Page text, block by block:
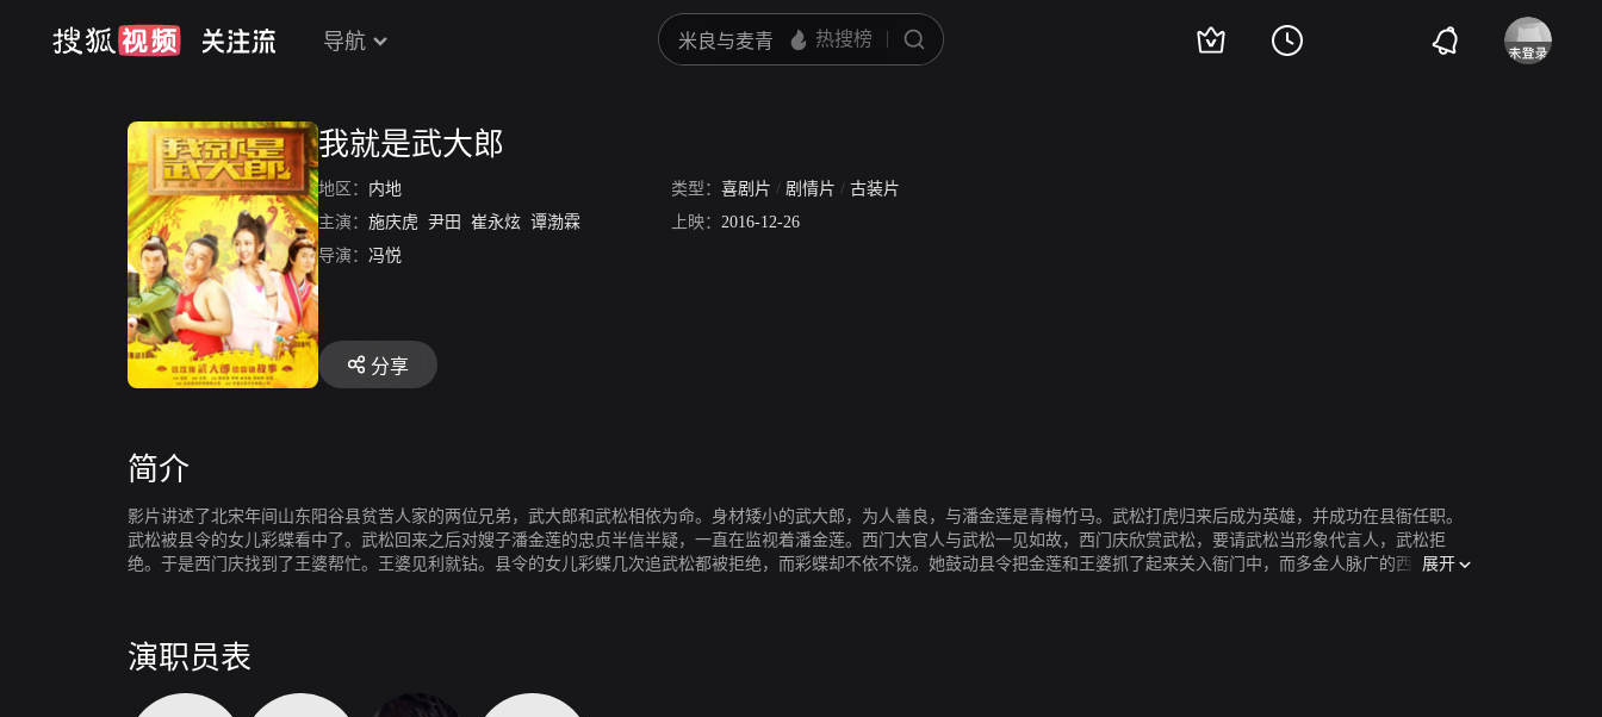
导航
我就是武大郎
地区： 内地 类型： 喜剧片 / 剧情片 / 古装片
主演： 施庆虎 尹田 崔永炫 谭渤霖 上映： 2016-12-26
导演： 冯悦
分享
简介
影片讲述了北宋年间山东阳谷县贫苦人家的两位兄弟，武大郎和武松相依为命。身材矮小的武大郎，为人善良，与潘金莲是青梅竹马。武松打虎归来后成为英雄，并成功在县衙任职。
武松被县令的女儿彩蝶看中了。武松回来之后对嫂子潘金莲的忠贞半信半疑，一直在监视着潘金莲。西门大官人与武松一见如故，西门庆欣赏武松，要请武松当形象代言人，武松拒
绝。于是西门庆找到了王婆帮忙。王婆见利就钻。县令的女儿彩蝶几次追武松都被拒绝，而彩蝶却不依不饶。她鼓动县令把金莲和王婆抓了起来关入衙门中，而多金人脉广的西门庆只
展开
演职员表